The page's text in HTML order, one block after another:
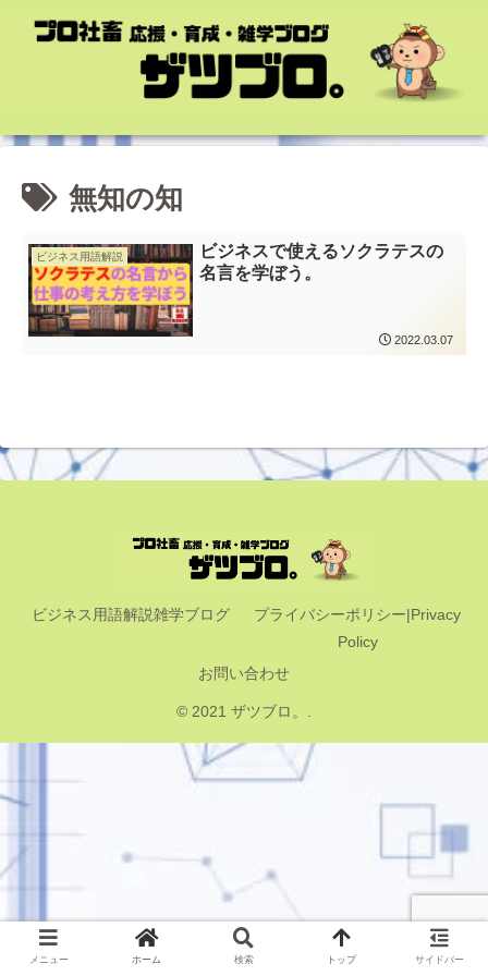
無知の知
ビジネス用語解説
ビジネスで使えるソクラテスの
名言を学ぼう。
2022.03.07
ビジネス用語解説雑学ブログ
プライバシーポリシー|Privacy
Policy
お問い合わせ
© 2021 ザツブロ。.
メニュー ホーム 検索 トップ サイドバー